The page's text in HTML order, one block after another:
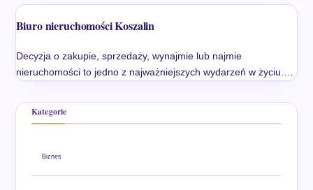
Biuro nieruchomości Koszalin
Decyzja o zakupie, sprzedaży, wynajmie lub najmie
nieruchomości to jedno z najważniejszych wydarzeń w życiu.…
Kategorie
Biznes